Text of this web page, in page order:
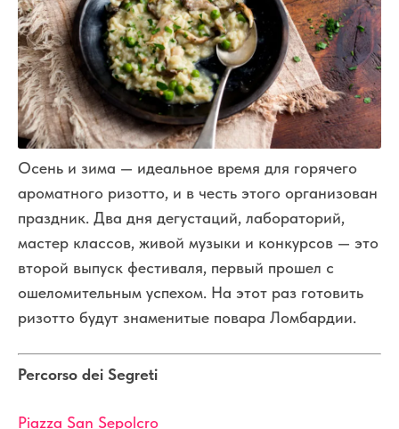
Осень и зима — идеальное время для горячего
ароматного ризотто, и в честь этого организован
праздник. Два дня дегустаций, лабораторий,
мастер классов, живой музыки и конкурсов — это
второй выпуск фестиваля, первый прошел с
ошеломительным успехом. На этот раз готовить
ризотто будут знаменитые повара Ломбардии.
Percorso dei Segreti
Piazza San Sepolcro